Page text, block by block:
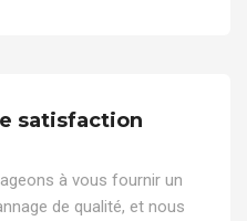
satisfaction
à vous fournir un
de qualité, et nous